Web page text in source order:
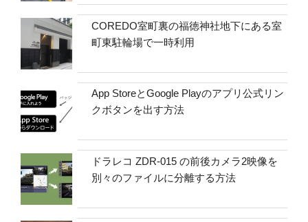
COREDO室町裏の福徳神社地下にある室
町東駐輪場で一時利用
App StoreとGoogle Playのアプリ公式リン
クボタンを出す方法
ドラレコ ZDR-015 の前後カメラ2映像を
別々のファイルに分離する方法